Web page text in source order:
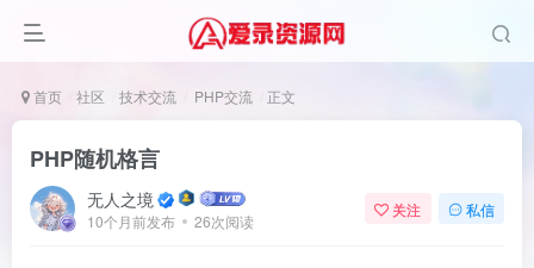
首页 社区 技术交流 PHP交流 正文
PHP随机格言
无人之境
10个月前发布 26次阅读
关注 私信